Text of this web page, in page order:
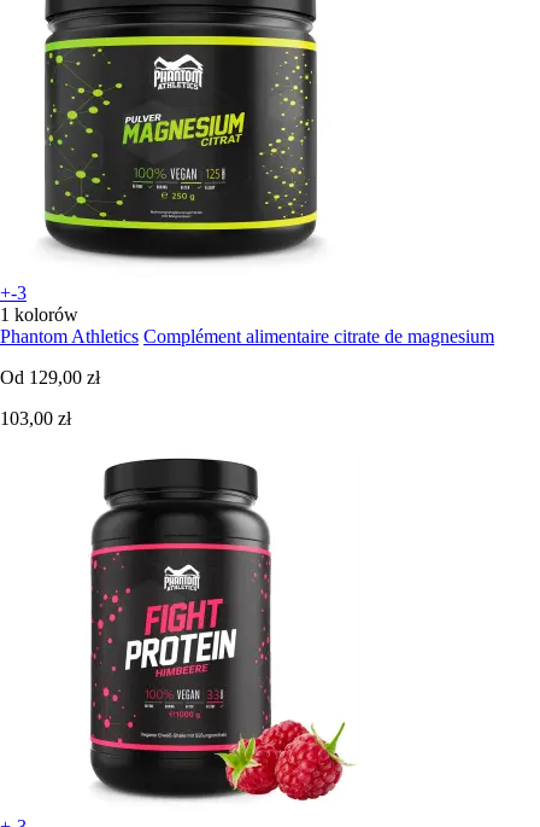
+-3
1 kolorów
Phantom Athletics Complément alimentaire citrate de magnesium
Od 129,00 zł
103,00 zł